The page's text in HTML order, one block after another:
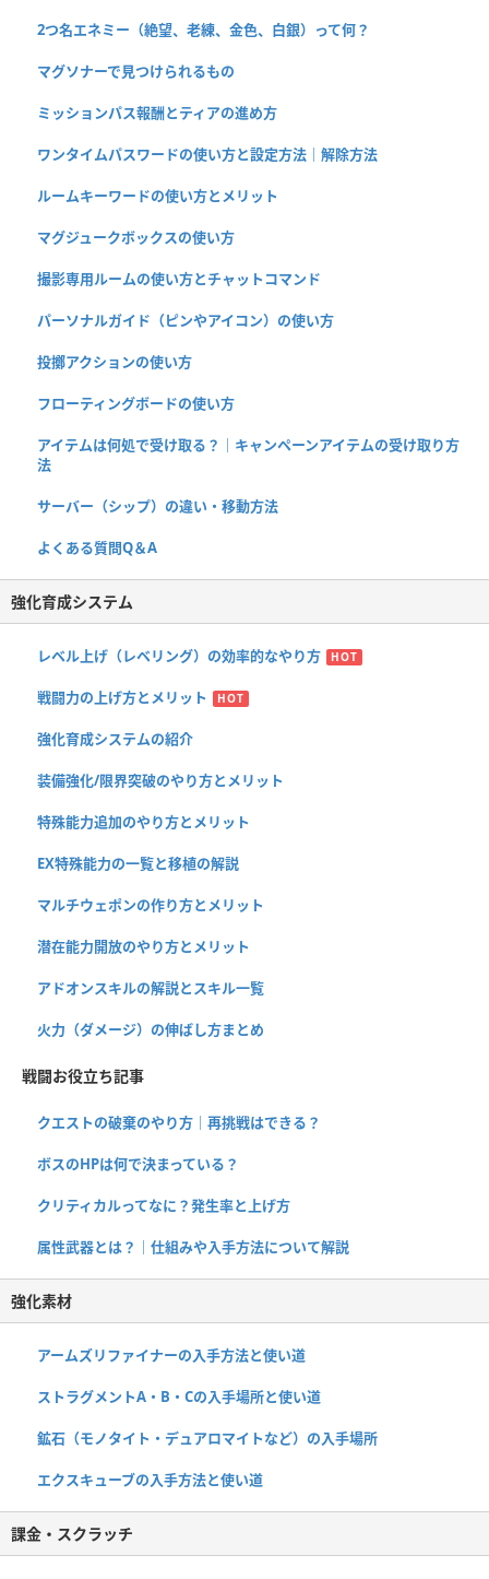
2つ名エネミー（絶望、老練、金色、白銀）って何？
マグソナーで見つけられるもの
ミッションパス報酬とティアの進め方
ワンタイムパスワードの使い方と設定方法｜解除方法
ルームキーワードの使い方とメリット
マグジュークボックスの使い方
撮影専用ルームの使い方とチャットコマンド
パーソナルガイド（ピンやアイコン）の使い方
投擲アクションの使い方
フローティングボードの使い方
アイテムは何処で受け取る？｜キャンペーンアイテムの受け取り方
法
サーバー（シップ）の違い・移動方法
よくある質問Q＆A
強化育成システム
レベル上げ（レベリング）の効率的なやり方 HOT
戦闘力の上げ方とメリット HOT
強化育成システムの紹介
装備強化/限界突破のやり方とメリット
特殊能力追加のやり方とメリット
EX特殊能力の一覧と移植の解説
マルチウェポンの作り方とメリット
潜在能力開放のやり方とメリット
アドオンスキルの解説とスキル一覧
火力（ダメージ）の伸ばし方まとめ
戦闘お役立ち記事
クエストの破棄のやり方｜再挑戦はできる？
ボスのHPは何で決まっている？
クリティカルってなに？発生率と上げ方
属性武器とは？｜仕組みや入手方法について解説
強化素材
アームズリファイナーの入手方法と使い道
ストラグメントA・B・Cの入手場所と使い道
鉱石（モノタイト・デュアロマイトなど）の入手場所
エクスキューブの入手方法と使い道
課金・スクラッチ